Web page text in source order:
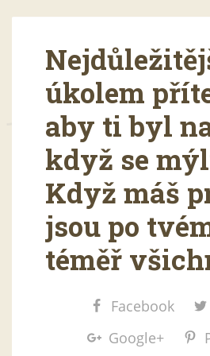
úkolem
aby ti byl
když se
Když máš
jsou po
téměř
Facebook
Google+